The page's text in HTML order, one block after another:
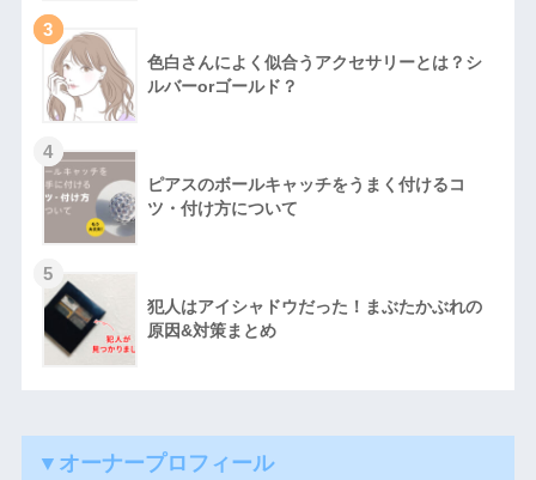
3
色白さんによく似合うアクセサリーとは？シ
ルバーorゴールド？
4
ピアスのボールキャッチをうまく付けるコ
ツ・付け方について
5
犯人はアイシャドウだった！まぶたかぶれの
原因&対策まとめ
▼オーナープロフィール